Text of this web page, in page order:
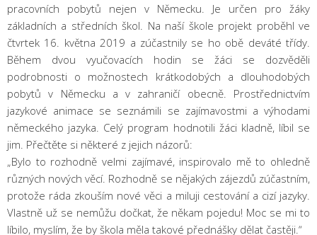
pracovních pobytů nejen v Německu. Je určen pro žáky
základních a středních škol. Na naší škole projekt proběhl ve
čtvrtek 16. května 2019 a zúčastnily se ho obě deváté třídy.
Během dvou vyučovacích hodin se žáci se dozvěděli
podrobnosti o možnostech krátkodobých a dlouhodobých
pobytů v Německu a v zahraničí obecně. Prostřednictvím
jazykové animace se seznámili se zajímavostmi a výhodami
německého jazyka. Celý program hodnotili žáci kladně, líbil se
jim. Přečtěte si některé z jejich názorů:
„Bylo to rozhodně velmi zajímavé, inspirovalo mě to ohledně
různých nových věcí. Rozhodně se nějakých zájezdů zúčastním,
protože ráda zkouším nové věci a miluji cestování a cizí jazyky.
Vlastně už se nemůžu dočkat, že někam pojedu! Moc se mi to
líbilo, myslím, že by škola měla takové přednášky dělat častěji.“